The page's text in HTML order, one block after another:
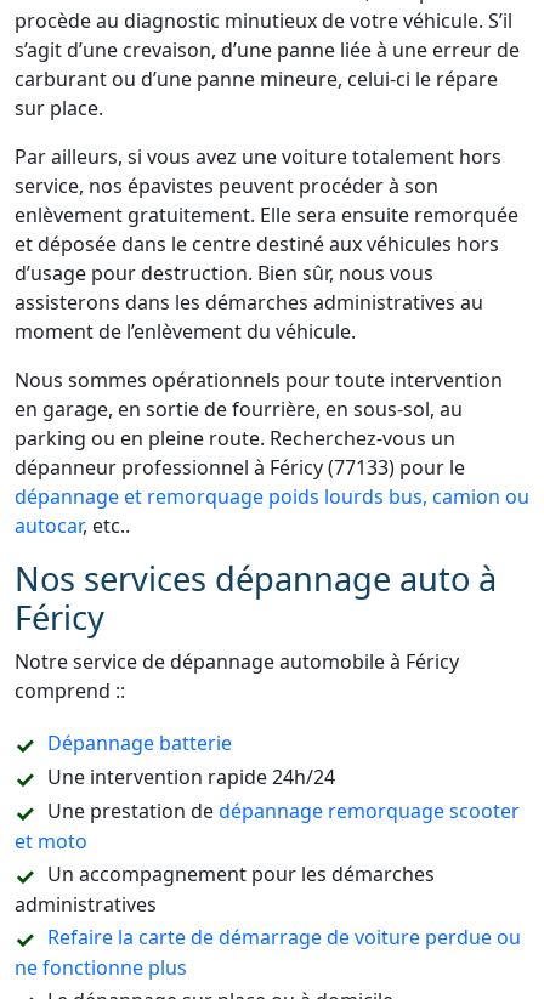
procède au diagnostic minutieux de votre véhicule. S’il
s’agit d’une crevaison, d’une panne liée à une erreur de
carburant ou d’une panne mineure, celui-ci le répare
sur place.
Par ailleurs, si vous avez une voiture totalement hors
service, nos épavistes peuvent procéder à son
enlèvement gratuitement. Elle sera ensuite remorquée
et déposée dans le centre destiné aux véhicules hors
d’usage pour destruction. Bien sûr, nous vous
assisterons dans les démarches administratives au
moment de l’enlèvement du véhicule.
Nous sommes opérationnels pour toute intervention
en garage, en sortie de fourrière, en sous-sol, au
parking ou en pleine route. Recherchez-vous un
dépanneur professionnel à Féricy (77133) pour le
dépannage et remorquage poids lourds bus, camion ou
autocar, etc..
Nos services dépannage auto à
Féricy
Notre service de dépannage automobile à Féricy
comprend ::
Dépannage batterie
Une intervention rapide 24h/24
Une prestation dedépannage remorquage scooter
et moto
Un accompagnement pour les démarches
administratives
Refaire la carte de démarrage de voiture perdue ou
ne fonctionne plus